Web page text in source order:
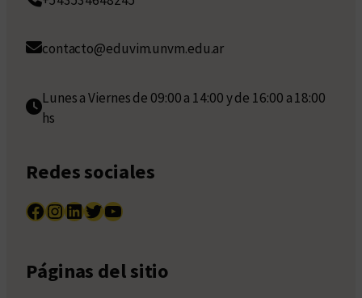
contacto@eduvim.unvm.edu.ar
Lunes a Viernes de 09:00 a 14:00 y de 16:00 a 18:00
hs
Redes sociales
Facebook InstagramLinkedIn Twitter YouTube
Páginas del sitio